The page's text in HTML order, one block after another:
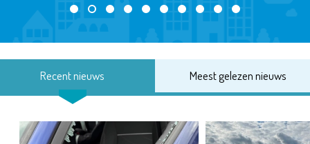
Recent nieuws Meest gelezen nieuws